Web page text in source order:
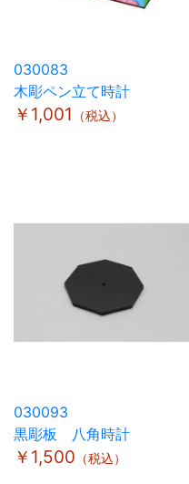
030083
木彫ペン立て時計
￥1,001 （税込）
030093
黒彫板 八角時計
￥1,500 （税込）